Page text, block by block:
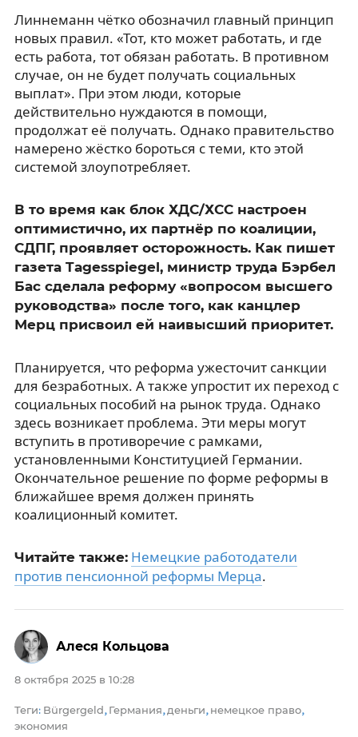
Линнеманн чётко обозначил главный принцип
новых правил. «Тот, кто может работать, и где
есть работа, тот обязан работать. В противном
случае, он не будет получать социальных
выплат». При этом люди, которые
действительно нуждаются в помощи,
продолжат её получать. Однако правительство
намерено жёстко бороться с теми, кто этой
системой злоупотребляет.
В то время как блок ХДС/ХСС настроен
оптимистично, их партнёр по коалиции,
СДПГ, проявляет осторожность. Как пишет
газета Tagesspiegel, министр труда Бэрбел
Бас сделала реформу «вопросом высшего
руководства» после того, как канцлер
Мерц присвоил ей наивысший приоритет.
Планируется, что реформа ужесточит санкции
для безработных. А также упростит их переход с
социальных пособий на рынок труда. Однако
здесь возникает проблема. Эти меры могут
вступить в противоречие с рамками,
установленными Конституцией Германии.
Окончательное решение по форме реформы в
ближайшее время должен принять
коалиционный комитет.
Читайте также: Немецкие работодатели
против пенсионной реформы Мерца.
8 октября 2025 в 10:28
Теги: Bürgergeld, Германия, деньги, немецкое право,
экономия
Алеся Кольцова